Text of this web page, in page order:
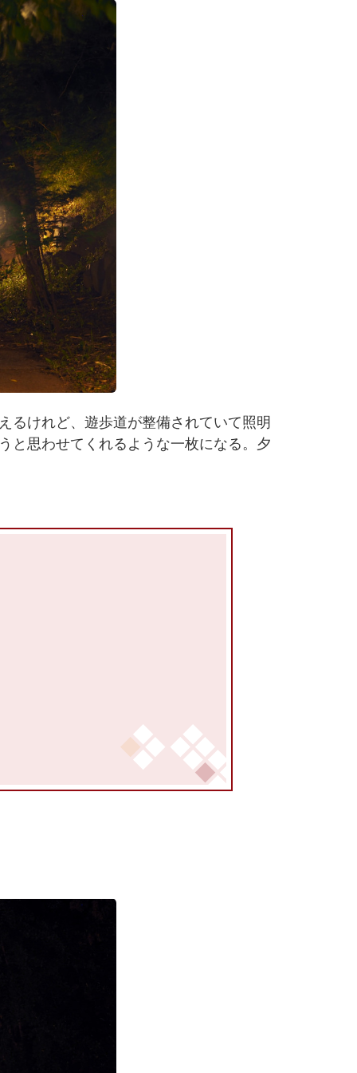
るけれど、遊歩道が整備されていて照明
と思わせてくれるような一枚になる。夕